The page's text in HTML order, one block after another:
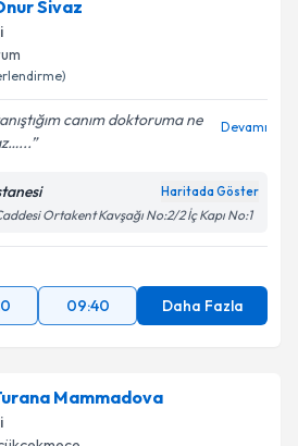
Sivaz
canım doktoruma ne
Devamı
Haritada Göster
Ortakent Kavşağı No:2/2 İç Kapı No:1
09:40 Daha Fazla
Mammadova